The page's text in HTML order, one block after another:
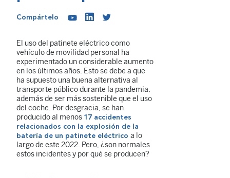
Compártelo
El uso del patinete eléctrico como
vehículo de movilidad personal ha
experimentado un considerable aumento
en los últimos años. Esto se debe a que
ha supuesto una buena alternativa al
transporte público durante la pandemia,
además de ser más sostenible que el uso
del coche. Por desgracia, se han
producido al menos 17 accidentes
relacionados con la explosión de la
batería de un patinete eléctrico a lo
largo de este 2022. Pero, ¿son normales
estos incidentes y por qué se producen?